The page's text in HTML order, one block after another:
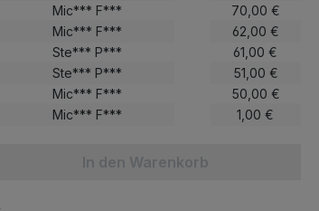
Mic*** F***
70,00 €
Mic*** F***
62,00 €
Ste*** P***
61,00 €
Ste*** P***
51,00 €
Mic*** F***
50,00 €
Mic*** F*** 1,00 €
In den Warenkorb